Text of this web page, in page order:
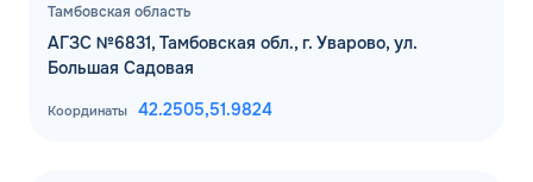
Тамбовская область
АГЗС №6831, Тамбовская обл., г. Уварово, ул.
Большая Садовая
Координаты 42.2505,51.9824